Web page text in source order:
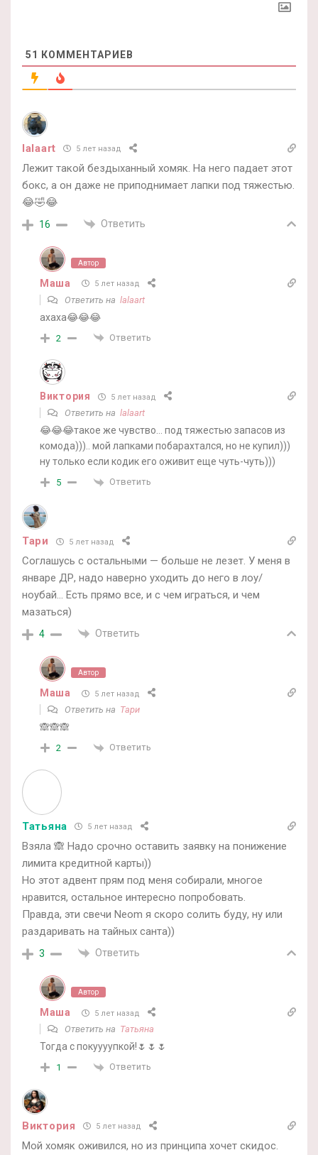
51 КОММЕНТАРИЕВ
lalaart 5 лет назад
Лежит такой бездыханный хомяк. На него падает этот
бокс, а он даже не приподнимает лапки под тяжестью.
😂🤣😂
16 Ответить
Автор
Маша 5 лет назад
Ответить на lalaart
ахаха😂😂😂
2 Ответить
Виктория 5 лет назад
Ответить на lalaart
😂😂😂такое же чувство… под тяжестью запасов из
комода))).. мой лапками побарахтался, но не купил)))
ну только если кодик его оживит еще чуть-чуть)))
5 Ответить
Тари 5 лет назад
Соглашусь с остальными — больше не лезет. У меня в
январе ДР, надо наверно уходить до него в лоу/
ноубай… Есть прямо все, и с чем играться, и чем
мазаться)
4 Ответить
Автор
Маша 5 лет назад
Ответить на Тари
🙈🙈🙈
2 Ответить
Татьяна 5 лет назад
Взяла 🙈 Надо срочно оставить заявку на понижение
лимита кредитной карты))
Но этот адвент прям под меня собирали, многое
нравится, остальное интересно попробовать.
Правда, эти свечи Neom я скоро солить буду, ну или
раздаривать на тайных санта))
3 Ответить
Автор
Маша 5 лет назад
Ответить на Татьяна
Тогда с покуууупкой!🌷🌷🌷
1 Ответить
Виктория 5 лет назад
Мой хомяк оживился, но из принципа хочет скидос.